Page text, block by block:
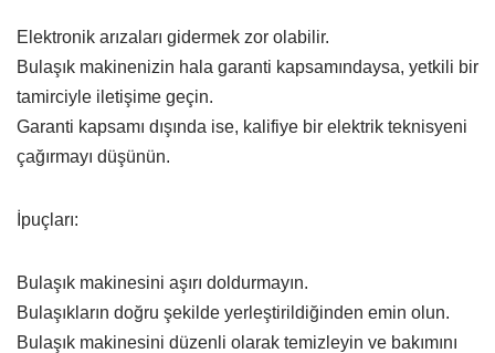
Elektronik arızaları gidermek zor olabilir.
Bulaşık makinenizin hala garanti kapsamındaysa, yetkili bir
tamirciyle iletişime geçin.
Garanti kapsamı dışında ise, kalifiye bir elektrik teknisyeni
çağırmayı düşünün.
İpuçları:
Bulaşık makinesini aşırı doldurmayın.
Bulaşıkların doğru şekilde yerleştirildiğinden emin olun.
Bulaşık makinesini düzenli olarak temizleyin ve bakımını